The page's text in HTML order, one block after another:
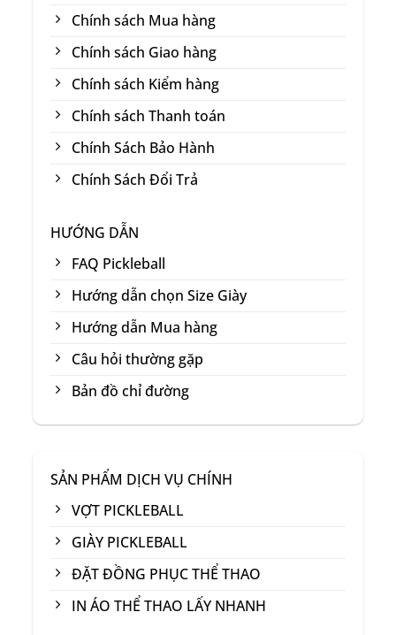
Trọng lượng: 230 ± 10g
Chiều dài vợt: 417mm
Chiều rộng mặt vợt: 188mm
Công nghệ lõi: AIRFOAM™ Full-Foam Core
Vợt Pickleball Wika Air Quang Dương
Chính sách Mua hàng
Chính sách Giao hàng
Chính sách Kiểm hàng
Chính sách Thanh toán
Chính Sách Bảo Hành
Chính Sách Đổi Trả
HƯỚNG DẪN
FAQ Pickleball
Hướng dẫn chọn Size Giày
Hướng dẫn Mua hàng
Câu hỏi thường gặp
Bản đồ chỉ đường
SẢN PHẨM DỊCH VỤ CHÍNH
VỢT PICKLEBALL
GIÀY PICKLEBALL
ĐẶT ĐỒNG PHỤC THỂ THAO
IN ÁO THỂ THAO LẤY NHANH